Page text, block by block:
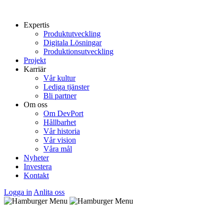
Expertis
Produktutveckling
Digitala Lösningar
Produktionsutveckling
Projekt
Karriär
Vår kultur
Lediga tjänster
Bli partner
Om oss
Om DevPort
Hållbarhet
Vår historia
Vår vision
Våra mål
Nyheter
Investera
Kontakt
Logga in Anlita oss